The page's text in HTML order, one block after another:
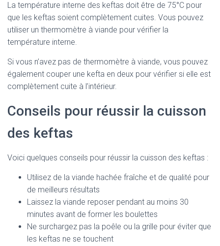
La température interne des keftas doit être de 75°C pour
que les keftas soient complètement cuites. Vous pouvez
utiliser un thermomètre à viande pour vérifier la
température interne.
Si vous n’avez pas de thermomètre à viande, vous pouvez
également couper une kefta en deux pour vérifier si elle est
complètement cuite à l’intérieur.
Conseils pour réussir la cuisson
des keftas
Voici quelques conseils pour réussir la cuisson des keftas :
Utilisez de la viande hachée fraîche et de qualité pour
de meilleurs résultats
Laissez la viande reposer pendant au moins 30
minutes avant de former les boulettes
Ne surchargez pas la poêle ou la grille pour éviter que
les keftas ne se touchent